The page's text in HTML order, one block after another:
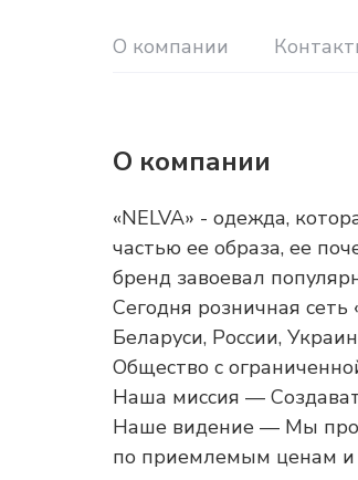
О компании
О компании
«NELVA» - одежда,
частью ее образа, ее
бренд завоевал
Сегодня розничная
Беларуси, России,
Общество с
Наша миссия —
Наше видение — Мы
по приемлемым ценам и